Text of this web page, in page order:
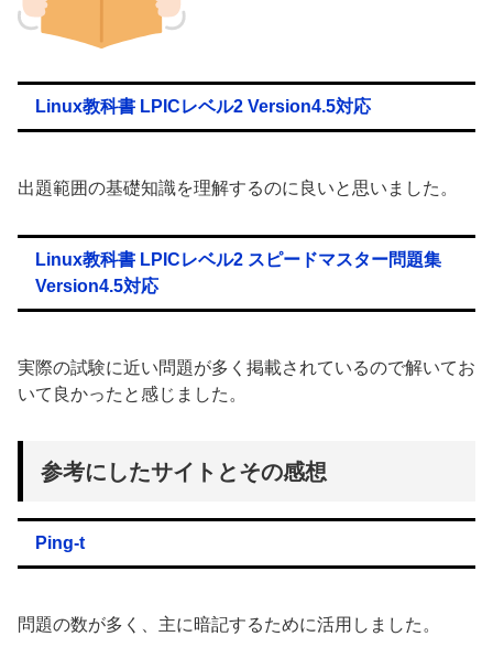
Linux教科書 LPICレベル2 Version4.5対応
出題範囲の基礎知識を理解するのに良いと思いました。
Linux教科書 LPICレベル2 スピードマスター問題集
Version4.5対応
実際の試験に近い問題が多く掲載されているので解いてお
いて良かったと感じました。
参考にしたサイトとその感想
Ping-t
問題の数が多く、主に暗記するために活用しました。